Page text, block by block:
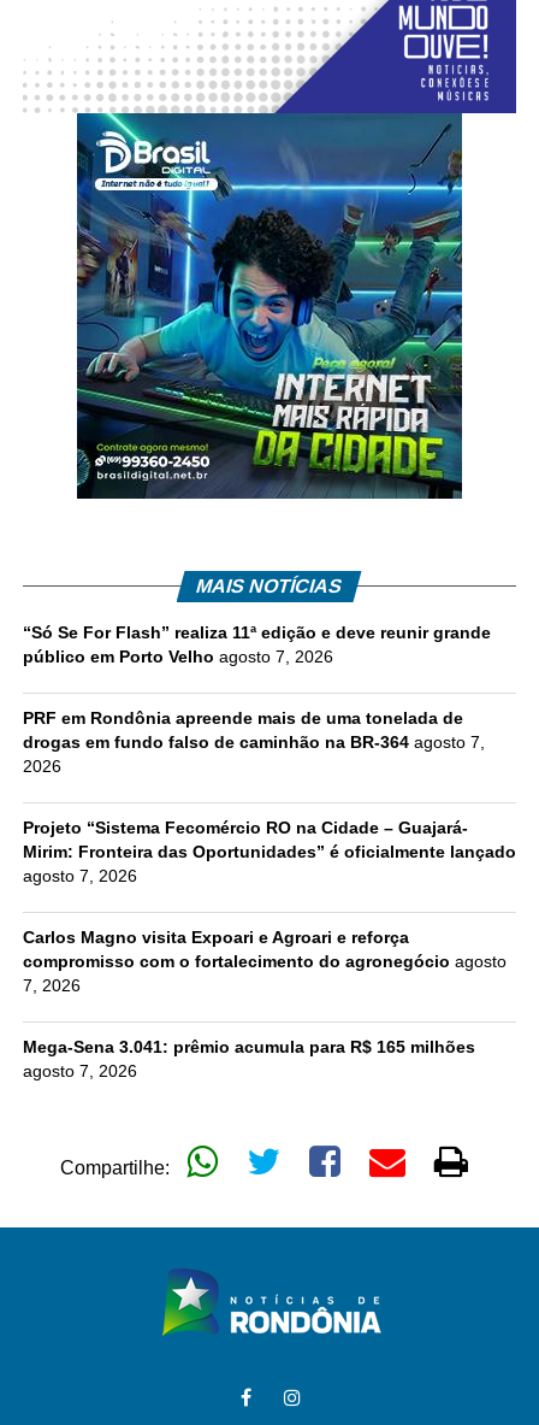
MAIS NOTÍCIAS
“Só Se For Flash” realiza 11ª edição e deve reunir grande
público em Porto Velho agosto 7, 2026
PRF em Rondônia apreende mais de uma tonelada de
drogas em fundo falso de caminhão na BR-364 agosto 7,
2026
Projeto “Sistema Fecomércio RO na Cidade – Guajará-
Mirim: Fronteira das Oportunidades” é oficialmente lançado
agosto 7, 2026
Carlos Magno visita Expoari e Agroari e reforça
compromisso com o fortalecimento do agronegócio agosto
7, 2026
Mega-Sena 3.041: prêmio acumula para R$ 165 milhões
agosto 7, 2026
Compartilhe: